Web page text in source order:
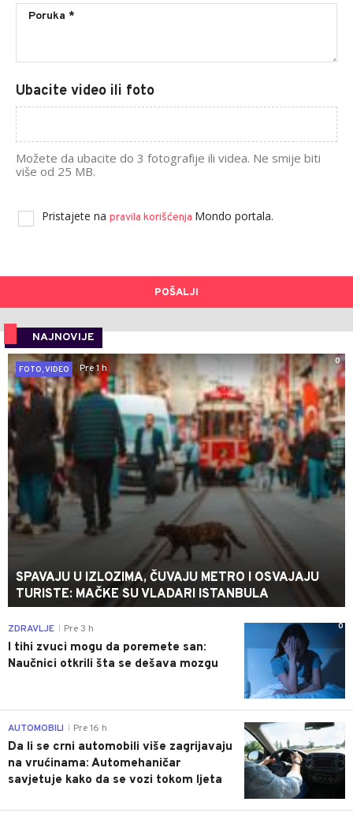
Ubacite video ili foto
Možete da ubacite do 3 fotografije ili videa. Ne smije biti
više od 25 MB.
Pristajete na pravila korišćenja Mondo portala.
POŠALJI
NAJNOVIJE
0
FOTO, VIDEO
Pre 1 h
SPAVAJU U IZLOZIMA, ČUVAJU METRO I OSVAJAJU
TURISTE: MAČKE SU VLADARI ISTANBULA
0
ZDRAVLJE Pre 3 h
I tihi zvuci mogu da poremete san:
Naučnici otkrili šta se dešava mozgu
0
AUTOMOBILI Pre 16 h
Da li se crni automobili više zagrijavaju
na vrućinama: Automehaničar
savjetuje kako da se vozi tokom ljeta